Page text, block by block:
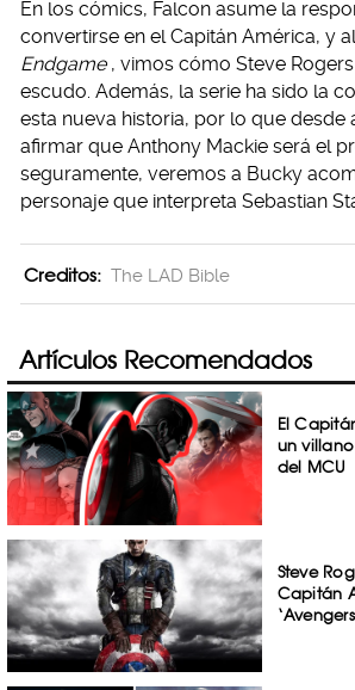
En los cómics, Falcon asume la
convertirse en el Capitán América, y
Endgame , vimos cómo Steve
escudo. Además, la serie ha sido la
esta nueva historia, por lo que desde
afirmar que Anthony Mackie será el
seguramente, veremos a Bucky
personaje que interpreta Sebastian
Creditos: The LAD Bible
Artículos Recomendados
El
un
del MCU
Steve
Capitán